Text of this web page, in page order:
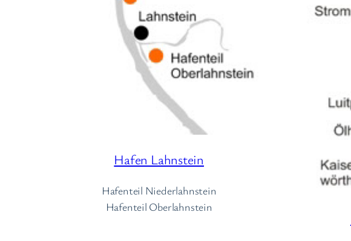
Hafen Lahnstein
Hafenteil Niederlahnstein
Hafenteil Oberlahnstein